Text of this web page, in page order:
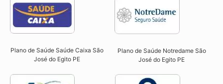
Plano de Saúde Saúde Caixa São
José do Egito PE​
Plano de Saúde Notredame São
José do Egito PE​